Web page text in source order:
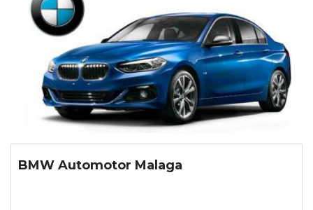
BMW Automotor Malaga